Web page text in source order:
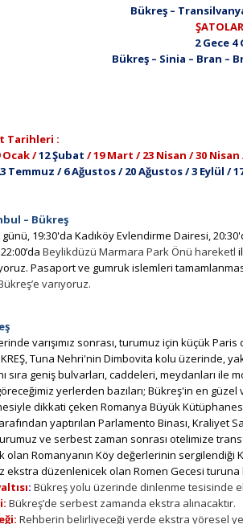
ÇEREZ
bilir.Daha
Zorunlu
Oturum
çerezler
Bükreş –
2 Gece 4
Bükreş – Sinia – Bran –
Tarihleri :
Ocak /12 Şubat / 19 Mart / 23 Nisan / 30 Nisan
Temmuz / 6 Ağustos / 20 Ağustos / 3 Eylül /
– Bükreş
19:30'da Kadıköy Evlendirme Dairesi,
Beylikdüzü Marmara Park Önü hareketl
Pasaport ve gumruk islemleri
varıyoruz.
varışımız sonrası, turumuz için küçükParis
Tuna Nehri'nin Dimbovita kolu üzerinde,
sıra geniş bulvarları, caddeleri, meydanları ile
yerlerden bazıları; Bükreş'in en
dikkati çeken Romanya Büyük
yaptırılan Parlamento Binası, Kraliyet
ve serbest zaman sonrası otelimize
olan Romanyanın Köy değerlerinin sergilendiği
ekstra düzenlenicek olan Romen Gecesi turuna
: Bükreş yolu üzerinde dinlenme tesisinde
Bükreş’de serbest zamanda ekstra alınacaktır.
Rehberin belirliyeceği yerde ekstra yöresel